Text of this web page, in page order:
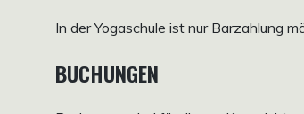
In der Yogaschule ist nur Barzahlung
BUCHUNGEN